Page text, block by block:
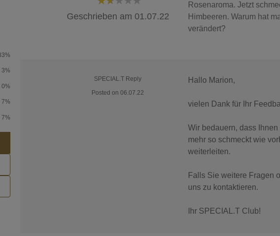
3%
0%
7%
7%
40%
Geschrieben am 01.07.22
Rosenaroma. Jetzt
Himbeeren. Warum hat
verändert?
SPECIAL.T Reply
Posted on 06.07.22
Hallo Marion,
vielen Dank für Ihr
Wir bedauern, dass
mehr so schmeckt wie
weiterleiten.
Falls Sie weitere Fragen
uns zu kontaktieren.
Ihr SPECIAL.T Club!